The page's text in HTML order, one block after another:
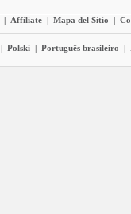
| Affiliate | Mapa del Sitio |
| Polski | Português brasileiro |